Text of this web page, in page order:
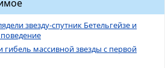
звезду-спутник Бетельгейзе и
массивной звезды с первой